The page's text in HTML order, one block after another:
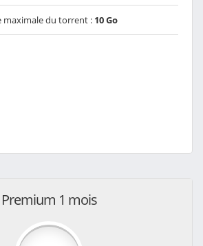
maximale du torrent : 10 Go
Premium 1 mois